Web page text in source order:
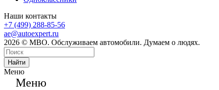
Наши контакты
+7 (499) 288-85-56
ae@autoexpert.ru
2026 © МВО. Обслуживаем автомобили. Думаем о людях.
Найти
Меню
Меню